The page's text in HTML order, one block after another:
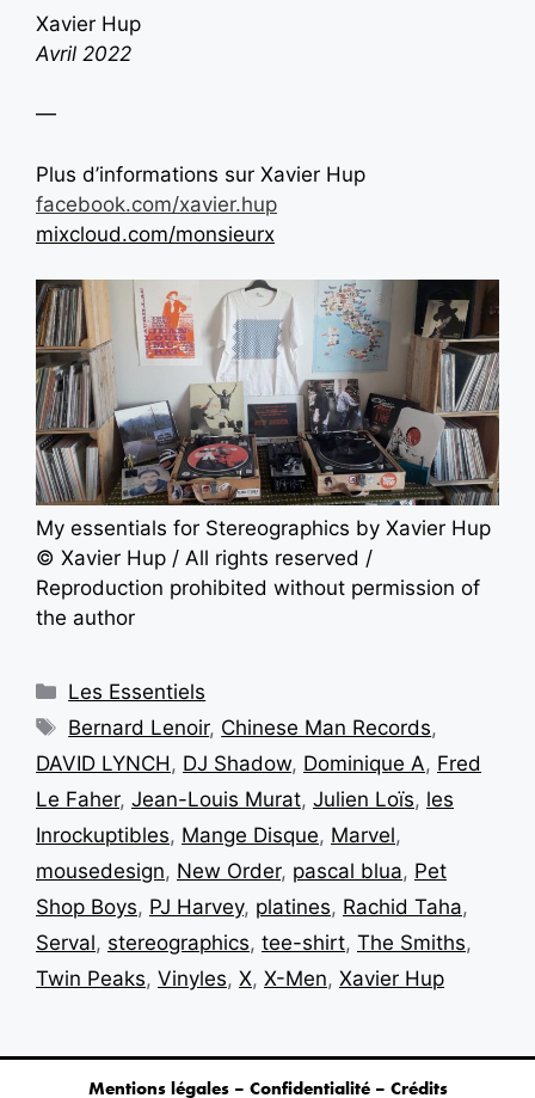
Xavier Hup
Avril 2022
—
Plus d’informations sur Xavier Hup
facebook.com/xavier.hup
mixcloud.com/monsieurx
My essentials for Stereographics by Xavier Hup
© Xavier Hup / All rights reserved /
Reproduction prohibited without permission of
the author
Les Essentiels
Bernard Lenoir, Chinese Man Records,
DAVID LYNCH , DJ Shadow, Dominique A, Fred
Le Faher, Jean-Louis Murat, Julien Loïs, les
Inrockuptibles, Mange Disque, Marvel,
mousedesign, New Order, pascal blua, Pet
Shop Boys, PJ Harvey, platines, Rachid Taha,
Serval, stereographics, tee-shirt, The Smiths,
Twin Peaks, Vinyles, X, X-Men, Xavier Hup
Mentions légales – Confidentialité – Crédits